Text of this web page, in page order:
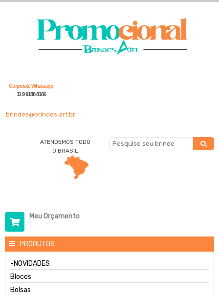
Corporate Whatsapp
11 9 9188 8186
brindes@brindes.art.br
ATENDEMOS TODO
O BRASIL
Meu Orçamento
PRODUTOS
-NOVIDADES
Blocos
Bolsas